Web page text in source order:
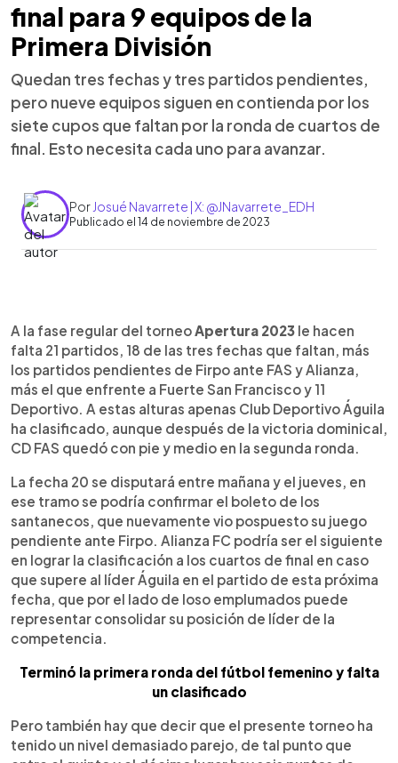
final para 9 equipos de la
Primera División
Quedan tres fechas y tres partidos pendientes,
pero nueve equipos siguen en contienda por los
siete cupos que faltan por la ronda de cuartos de
final. Esto necesita cada uno para avanzar.
Por Josué Navarrete | X: @JNavarrete_EDH
Publicado el 14 de noviembre de 2023
Escuchar artículo
A la fase regular del torneo Apertura 2023 le hacen
falta 21 partidos, 18 de las tres fechas que faltan, más
los partidos pendientes de Firpo ante FAS y Alianza,
más el que enfrente a Fuerte San Francisco y 11
Deportivo. A estas alturas apenas Club Deportivo Águila
ha clasificado, aunque después de la victoria dominical,
CD FAS quedó con pie y medio en la segunda ronda.
La fecha 20 se disputará entre mañana y el jueves, en
ese tramo se podría confirmar el boleto de los
santanecos, que nuevamente vio pospuesto su juego
pendiente ante Firpo. Alianza FC podría ser el siguiente
en lograr la clasificación a los cuartos de final en caso
que supere al líder Águila en el partido de esta próxima
fecha, que por el lado de loso emplumados puede
representar consolidar su posición de líder de la
competencia.
Terminó la primera ronda del fútbol femenino y falta
un clasificado
Pero también hay que decir que el presente torneo ha
tenido un nivel demasiado parejo, de tal punto que